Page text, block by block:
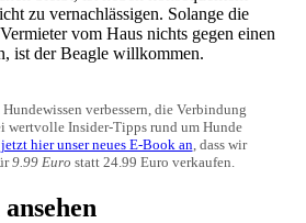
zu vernachlässigen. Solange die
vom Haus nichts gegen einen
ist der Beagle willkommen.
verbessern, die Verbindung
wertvolle Insider-Tipps rund um Hunde
hier unser neues E-Book an , dass wir
9.99 Euro statt 24.99 Euro verkaufen.